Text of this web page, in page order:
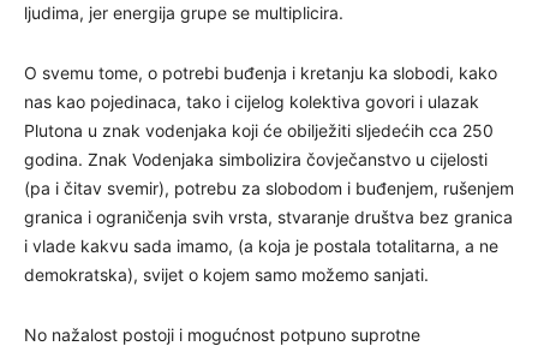
ljudima, jer energija grupe se multiplicira.
O svemu tome, o potrebi buđenja i kretanju ka slobodi, kako
nas kao pojedinaca, tako i cijelog kolektiva govori i ulazak
Plutona u znak vodenjaka koji će obilježiti sljedećih cca 250
godina. Znak Vodenjaka simbolizira čovječanstvo u cijelosti
(pa i čitav svemir), potrebu za slobodom i buđenjem, rušenjem
granica i ograničenja svih vrsta, stvaranje društva bez granica
i vlade kakvu sada imamo, (a koja je postala totalitarna, a ne
demokratska), svijet o kojem samo možemo sanjati.
No nažalost postoji i mogućnost potpuno suprotne